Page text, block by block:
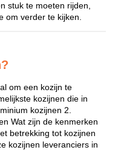
stuk te moeten rijden,
om verder te kijken.
om een kozijn te
kozijnen die in
kozijnen 2.
Wat zijn de kenmerken
betrekking tot kozijnen
kozijnen leveranciers in